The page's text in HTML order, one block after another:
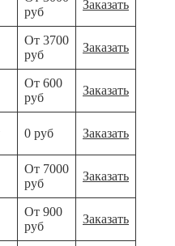
руб
Заказать
От 3700
руб
Заказать
От 600
руб
Заказать
0 руб Заказать
От 7000
руб
Заказать
От 900
руб
Заказать